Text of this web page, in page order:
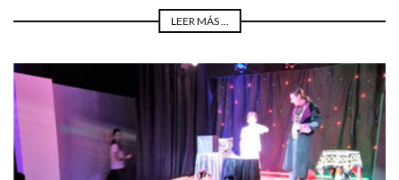
LEER MÁS ...